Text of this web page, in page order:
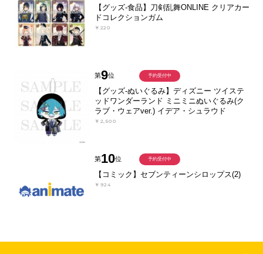
【グッズ-食品】刀剣乱舞ONLINE クリアカー
ドコレクションガム
￥220
第9位
【グッズ-ぬいぐるみ】ディズニー ツイステ
ッドワンダーランド ミニミニぬいぐるみ(ク
ラブ・ウェアver.) イデア・シュラウド
￥2,500
予約受付中
第10位
【コミック】セブンティーンシロップス(2)
￥924
予約受付中